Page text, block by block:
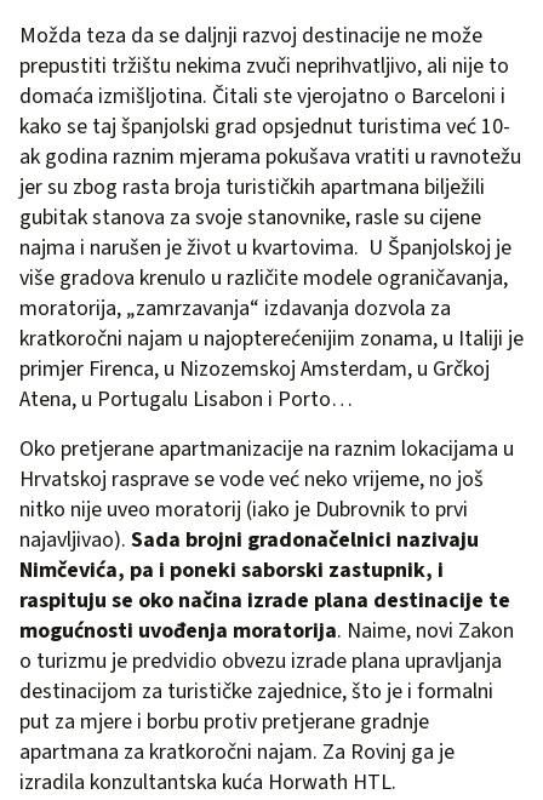
Možda teza da se daljnji razvoj destinacije ne može
prepustiti tržištu nekima zvuči neprihvatljivo, ali nije to
domaća izmišljotina. Čitali ste vjerojatno o Barceloni i
kako se taj španjolski grad opsjednut turistima već 10-
ak godina raznim mjerama pokušava vratiti u ravnotežu
jer su zbog rasta broja turističkih apartmana bilježili
gubitak stanova za svoje stanovnike, rasle su cijene
najma i narušen je život u kvartovima. U Španjolskoj je
više gradova krenulo u različite modele ograničavanja,
moratorija, „zamrzavanja“ izdavanja dozvola za
kratkoročni najam u najopterećenijim zonama, u Italiji je
primjer Firenca, u Nizozemskoj Amsterdam, u Grčkoj
Atena, u Portugalu Lisabon i Porto…
Oko pretjerane apartmanizacije na raznim lokacijama u
Hrvatskoj rasprave se vode već neko vrijeme, no još
nitko nije uveo moratorij (iako je Dubrovnik to prvi
najavljivao). Sada brojni gradonačelnici nazivaju
Nimčevića, pa i poneki saborski zastupnik, i
raspituju se oko načina izrade plana destinacije te
mogućnosti uvođenja moratorija. Naime, novi Zakon
o turizmu je predvidio obvezu izrade plana upravljanja
destinacijom za turističke zajednice, što je i formalni
put za mjere i borbu protiv pretjerane gradnje
apartmana za kratkoročni najam. Za Rovinj ga je
izradila konzultantska kuća Horwath HTL.